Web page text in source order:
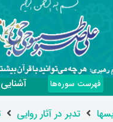
فهرست سوره‌ها
تدبر در آثار روایی